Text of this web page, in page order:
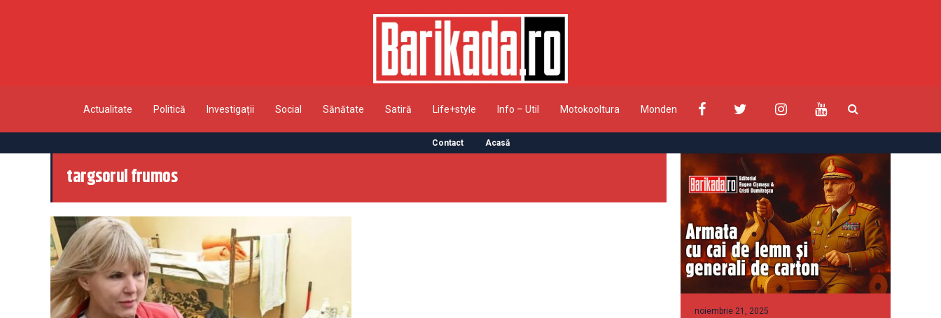
Actualitate Politică Investigații Social Sănătate Satiră Life+style Info – Util Motokooltura Monden
Contact Acasă
targsorul frumos
noiembrie 21, 2025